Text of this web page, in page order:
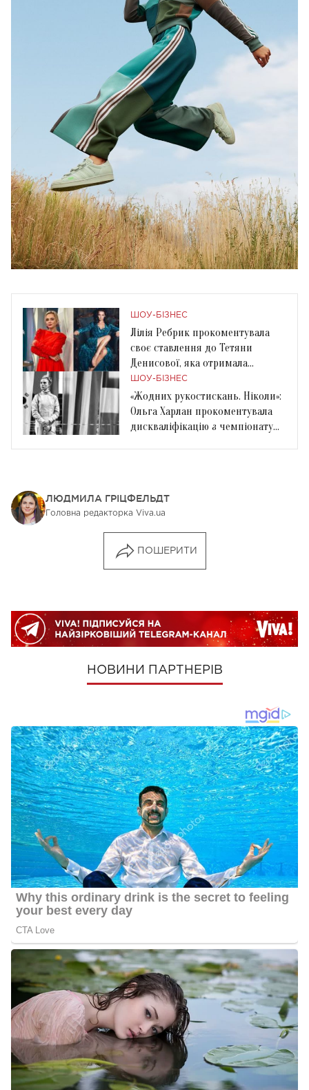
ШОУ-БІЗНЕС
Лілія Ребрик прокоментувала
своє ставлення до Тетяни
Денисової, яка отримала
російський паспорт
ШОУ-БІЗНЕС
«Жодних рукостискань. Ніколи»:
Ольга Харлан прокоментувала
дискваліфікацію з чемпіонату
ЛЮДМИЛА ГРІЦФЕЛЬДТ
Головна редакторка Viva.ua
ПОШЕРИТИ
НОВИНИ ПАРТНЕРІВ